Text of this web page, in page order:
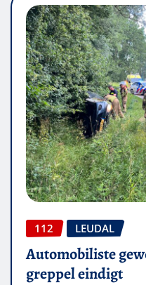
112 LEUDAL
Automobiliste
greppel eindigt